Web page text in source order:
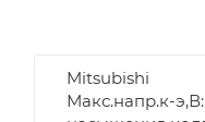
Mitsubishi
Макс.напр.к-